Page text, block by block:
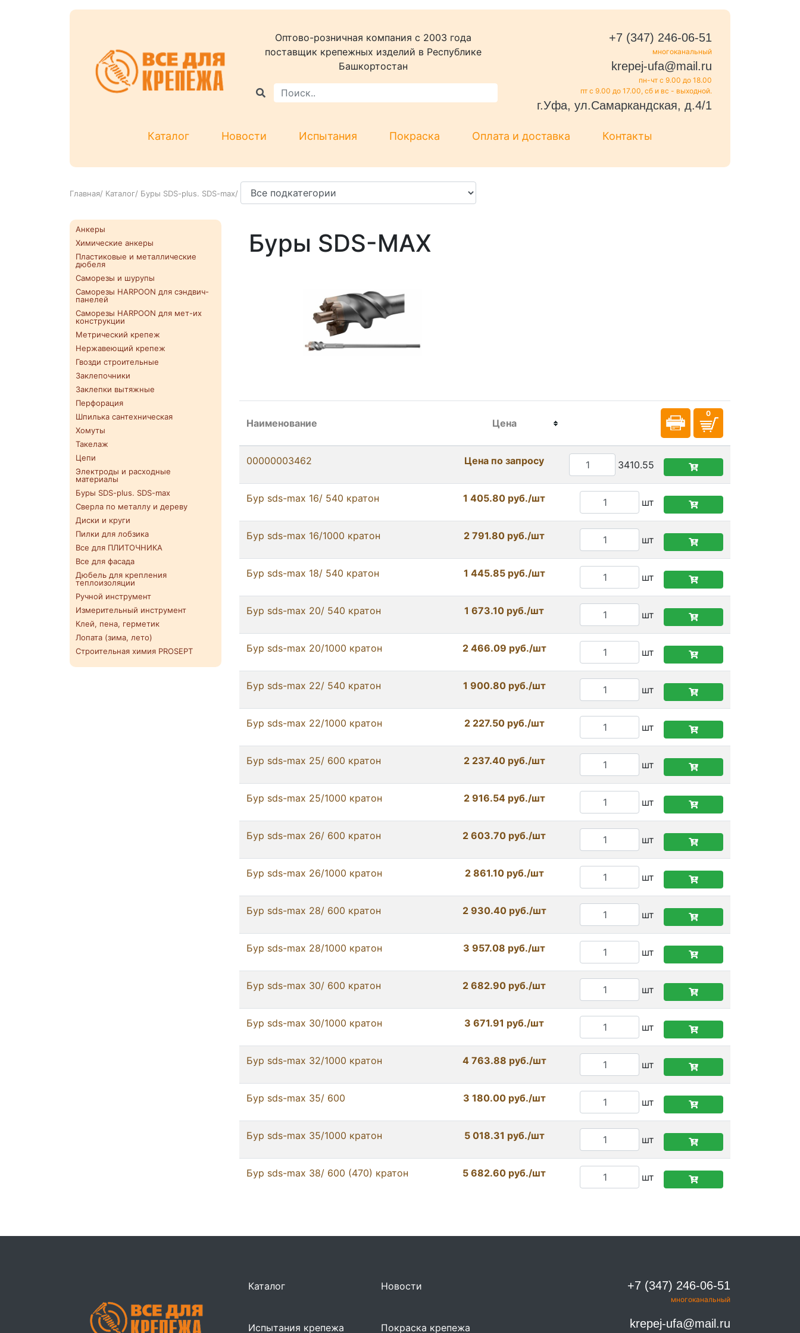
Оптово-розничная компания c 2003 года
поставщик крепежных изделий в Республике
Башкортостан
+7 (347) 246-06-51
многоканальный
krepej-ufa@mail.ru
пн-чт с 9.00 до 18.00
пт с 9.00 до 17.00, сб и вс - выходной.
г.Уфа, ул.Самаркандская, д.4/1
Каталог Новости Испытания Покраска Оплата и доставка Контакты
Главная/ Каталог/ Буры SDS-plus. SDS-max/
Анкеры
Химические анкеры
Пластиковые и металлические
дюбеля
Саморезы и шурупы
Саморезы HARPOON для сэндвич-
панелей
Саморезы HARPOON для мет-их
конструкции
Метрический крепеж
Нержавеющий крепеж
Гвозди строительные
Заклепочники
Заклепки вытяжные
Перфорация
Шпилька сантехническая
Хомуты
Такелаж
Цепи
Электроды и расходные
материалы
Буры SDS-plus. SDS-max
Сверла по металлу и дереву
Диски и круги
Пилки для лобзика
Все для ПЛИТОЧНИКА
Все для фасада
Дюбель для крепления
теплоизоляции
Ручной инструмент
Измерительный инструмент
Клей, пена, герметик
Лопата (зима, лето)
Строительная химия PROSEPT
Буры SDS-MAX
Наименование Цена
00000003462 Цена по запросу 3410.55
Бур sds-max 16/ 540 кратон 1 405.80 руб./шт шт
Бур sds-max 16/1000 кратон 2 791.80 руб./шт шт
Бур sds-max 18/ 540 кратон 1 445.85 руб./шт шт
Бур sds-max 20/ 540 кратон 1 673.10 руб./шт шт
Бур sds-max 20/1000 кратон 2 466.09 руб./шт шт
Бур sds-max 22/ 540 кратон 1 900.80 руб./шт шт
Бур sds-max 22/1000 кратон 2 227.50 руб./шт шт
Бур sds-max 25/ 600 кратон 2 237.40 руб./шт шт
Бур sds-max 25/1000 кратон 2 916.54 руб./шт шт
Бур sds-max 26/ 600 кратон 2 603.70 руб./шт шт
Бур sds-max 26/1000 кратон 2 861.10 руб./шт шт
Бур sds-max 28/ 600 кратон 2 930.40 руб./шт шт
Бур sds-max 28/1000 кратон 3 957.08 руб./шт шт
Бур sds-max 30/ 600 кратон 2 682.90 руб./шт шт
Бур sds-max 30/1000 кратон 3 671.91 руб./шт шт
Бур sds-max 32/1000 кратон 4 763.88 руб./шт шт
Бур sds-max 35/ 600 3 180.00 руб./шт шт
Бур sds-max 35/1000 кратон 5 018.31 руб./шт шт
Бур sds-max 38/ 600 (470) кратон 5 682.60 руб./шт шт
Каталог Новости
Испытания крепежа Покраска крепежа
+7 (347) 246-06-51
многоканальный
krepej-ufa@mail.ru